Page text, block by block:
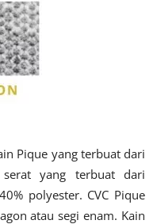
Pique yang terbuat dari
yang terbuat dari
polyester. CVC Pique
atau segi enam. Kain